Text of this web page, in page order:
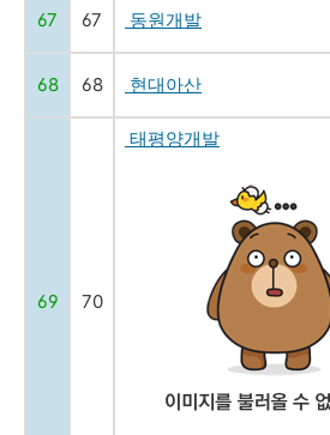
67 67 동원개발
68 68 현대아산
69 70
태평양개발